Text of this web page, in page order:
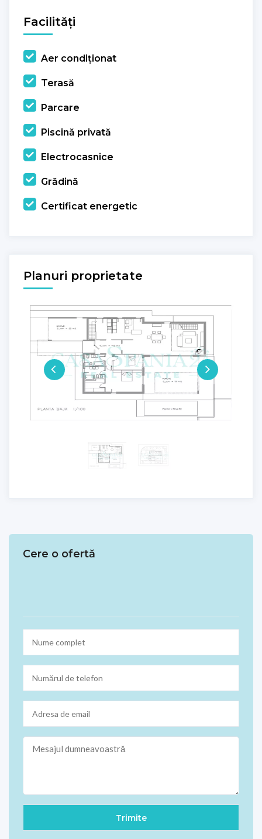
Facilități
Aer condiționat
Terasă
Parcare
Piscină privată
Electrocasnice
Grădină
Certificat energetic
Planuri proprietate
Cere o ofertă